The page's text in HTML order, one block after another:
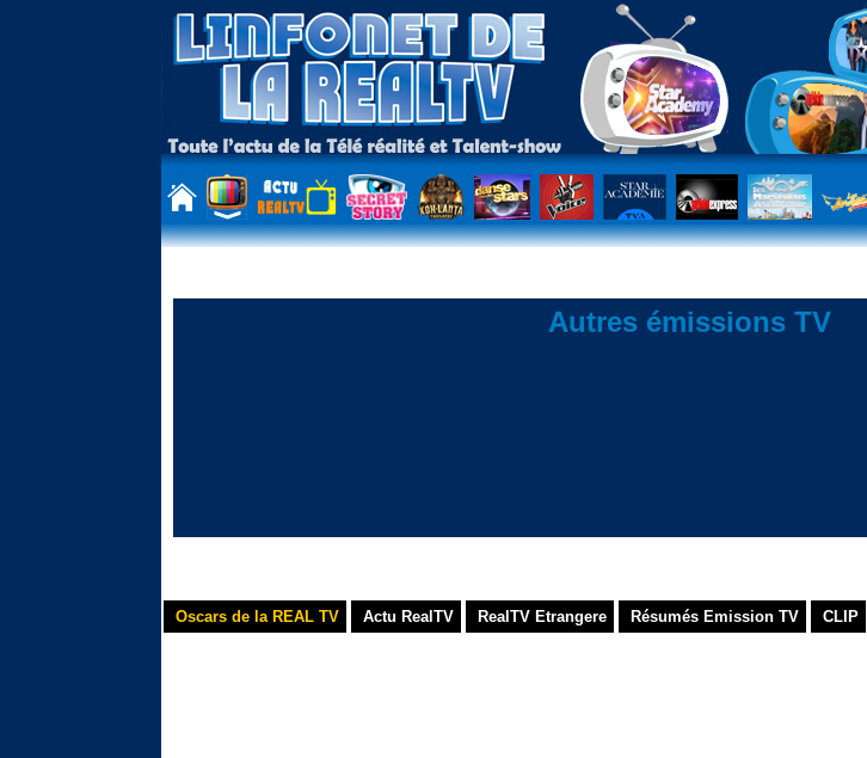
Autres émissions TV
Oscars de la REAL TV Actu RealTV RealTV Etrangere Résumés Emission TV CLIP